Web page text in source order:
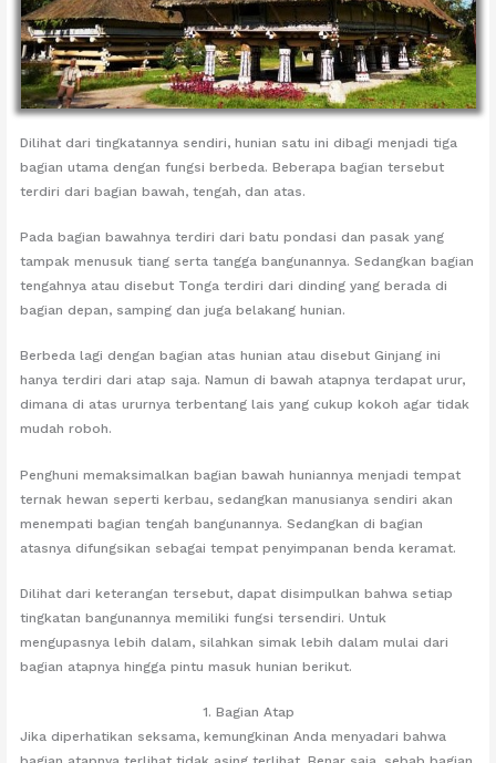
Dilihat dari tingkatannya sendiri, hunian satu ini dibagi menjadi tiga
bagian utama dengan fungsi berbeda. Beberapa bagian tersebut
terdiri dari bagian bawah, tengah, dan atas.
Pada bagian bawahnya terdiri dari batu pondasi dan pasak yang
tampak menusuk tiang serta tangga bangunannya. Sedangkan bagian
tengahnya atau disebut Tonga terdiri dari dinding yang berada di
bagian depan, samping dan juga belakang hunian.
Berbeda lagi dengan bagian atas hunian atau disebut Ginjang ini
hanya terdiri dari atap saja. Namun di bawah atapnya terdapat urur,
dimana di atas ururnya terbentang lais yang cukup kokoh agar tidak
mudah roboh.
Penghuni memaksimalkan bagian bawah huniannya menjadi tempat
ternak hewan seperti kerbau, sedangkan manusianya sendiri akan
menempati bagian tengah bangunannya. Sedangkan di bagian
atasnya difungsikan sebagai tempat penyimpanan benda keramat.
Dilihat dari keterangan tersebut, dapat disimpulkan bahwa setiap
tingkatan bangunannya memiliki fungsi tersendiri. Untuk
mengupasnya lebih dalam, silahkan simak lebih dalam mulai dari
bagian atapnya hingga pintu masuk hunian berikut.
1. Bagian Atap
Jika diperhatikan seksama, kemungkinan Anda menyadari bahwa